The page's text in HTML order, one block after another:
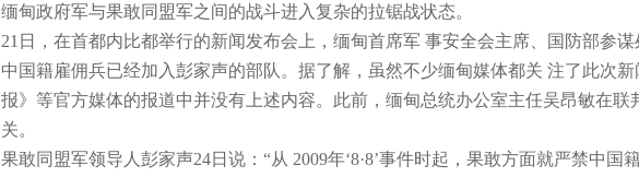
缅甸政府军与果敢同盟军之间的战斗进入复杂的拉锯战状态。
21日，在首都内比都举行的新闻发布会上，缅甸首席军 事安全会主席、国防部参
中国籍雇佣兵已经加入彭家声的部队。据了解，虽然不少缅甸媒体都关 注了此次
报》等官方媒体的报道中并没有上述内容。此前，缅甸总统办公室主任吴昂敏在
关。
果敢同盟军领导人彭家声24日说：“从 2009年‘8·8’事件时起，果敢方面就严禁中